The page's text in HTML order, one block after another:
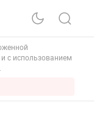
и с использованием